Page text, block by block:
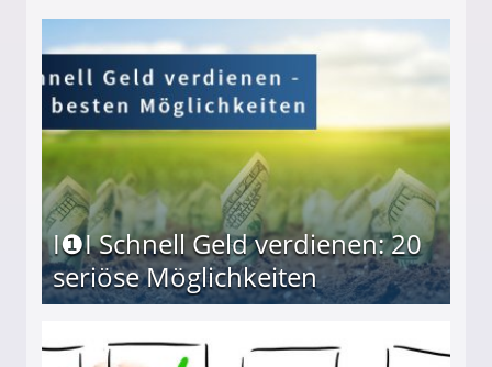
I❶I Schnell Geld verdienen: 20
seriöse Möglichkeiten